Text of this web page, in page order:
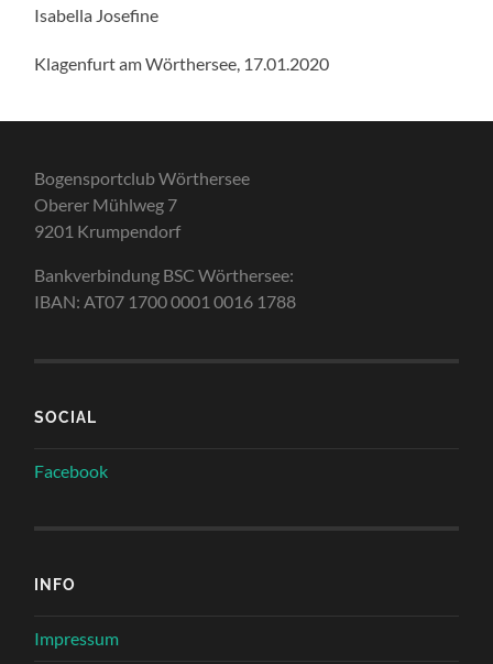
Isabella Josefine
Klagenfurt am Wörthersee, 17.01.2020
Bogensportclub Wörthersee
Oberer Mühlweg 7
9201 Krumpendorf
Bankverbindung BSC Wörthersee:
IBAN: AT07 1700 0001 0016 1788
SOCIAL
Facebook
INFO
Impressum